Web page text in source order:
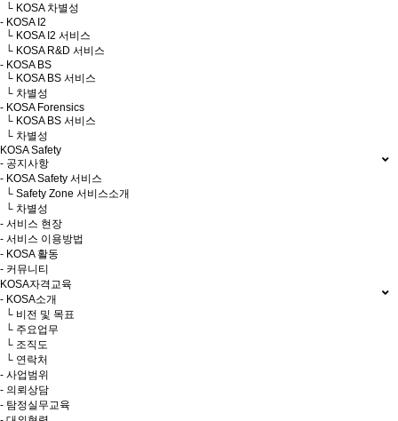
└ KOSA 차별성
- KOSA I2
└ KOSA I2 서비스
└ KOSA R&D 서비스
- KOSA BS
└ KOSA BS 서비스
└ 차별성
- KOSA Forensics
└ KOSA BS 서비스
└ 차별성
KOSA Safety
- 공지사항
- KOSA Safety 서비스
└ Safety Zone 서비스소개
└ 차별성
- 서비스 현장
- 서비스 이용방법
- KOSA 활동
- 커뮤니티
KOSA자격교육
- KOSA소개
└ 비전 및 목표
└ 주요업무
└ 조직도
└ 연락처
- 사업범위
- 의뢰상담
- 탐정실무교육